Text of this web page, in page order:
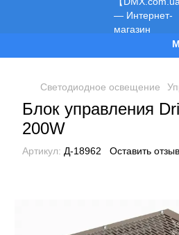
Мы
Светодиодное освещение
Блок управления
200W
Артикул: Д-18962 Оставить отзыв